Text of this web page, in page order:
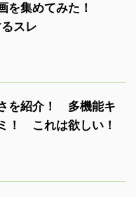
を集めてみた！
スレ
を紹介！ 多機能キ
！ これは欲しい！